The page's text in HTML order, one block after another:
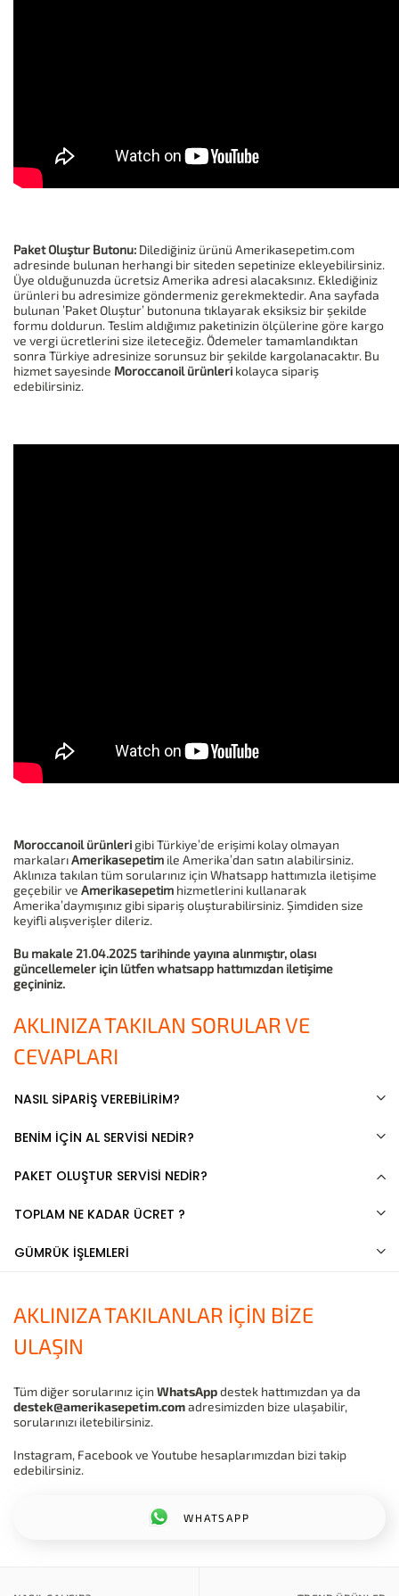
Paket Oluştur Butonu: Dilediğiniz ürünü Amerikasepetim.com
adresinde bulunan herhangi bir siteden sepetinize ekleyebilirsiniz.
Üye olduğunuzda ücretsiz Amerika adresi alacaksınız. Eklediğiniz
ürünleri bu adresimize göndermeniz gerekmektedir. Ana sayfada
bulunan ’Paket Oluştur’ butonuna tıklayarak eksiksiz bir şekilde
formu doldurun. Teslim aldığımız paketinizin ölçülerine göre kargo
ve vergi ücretlerini size ileteceğiz. Ödemeler tamamlandıktan
sonra Türkiye adresinize sorunsuz bir şekilde kargolanacaktır. Bu
hizmet sayesinde Moroccanoil ürünleri kolayca sipariş
edebilirsiniz.
Moroccanoil ürünleri gibi Türkiye’de erişimi kolay olmayan
markalarıAmerikasepetim ile Amerika’dan satın alabilirsiniz.
Aklınıza takılan tüm sorularınız için Whatsapp hattımızla iletişime
geçebilir ve Amerikasepetim hizmetlerini kullanarak
Amerika’daymışınız gibi sipariş oluşturabilirsiniz. Şimdiden size
keyifli alışverişler dileriz.
Bu makale 21.04.2025 tarihinde yayına alınmıştır, olası
güncellemeler için lütfen whatsapp hattımızdan iletişime
geçininiz.
AKLINIZA TAKILAN SORULAR VE
CEVAPLARI
NASIL SİPARİŞ VEREBİLİRİM?
BENİM İÇİN AL SERVİSİ NEDİR?
PAKET OLUŞTUR SERVİSİ NEDİR?
TOPLAM NE KADAR ÜCRET ?
GÜMRÜK İŞLEMLERİ
AKLINIZA TAKILANLAR İÇİN BİZE
ULAŞIN
WHATSAPP
Tüm diğer sorularınız için WhatsAppdestek hattımızdan ya da
destek@amerikasepetim.comadresimizden bize ulaşabilir,
sorularınızı iletebilirsiniz.
Instagram, Facebook ve Youtube hesaplarımızdan bizi takip
edebilirsiniz.